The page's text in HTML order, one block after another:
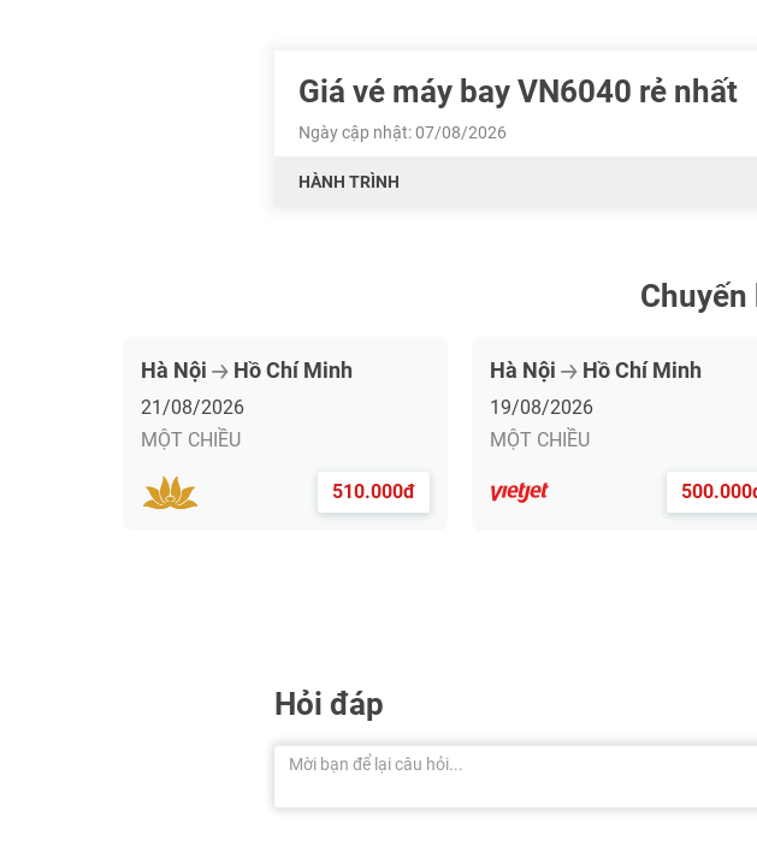
Giá vé máy bay VN6040 rẻ nhất
Ngày cập nhật: 07/08/2026
HÀNH TRÌNH
Chuyến
Hà Nội Hồ Chí Minh
21/08/2026
MỘT CHIỀU
510.000đ
Hà Nội Hồ Chí Minh
19/08/2026
MỘT CHIỀU
Hỏi đáp